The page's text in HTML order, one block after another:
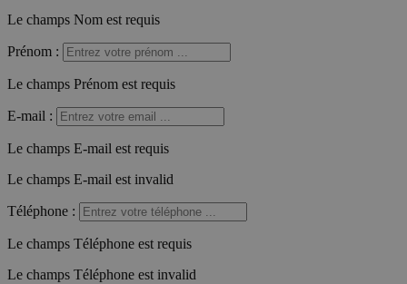
Le champs Nom est requis
Prénom :
Le champs Prénom est requis
E-mail :
Le champs E-mail est requis
Le champs E-mail est invalid
Téléphone :
Le champs Téléphone est requis
Le champs Téléphone est invalid